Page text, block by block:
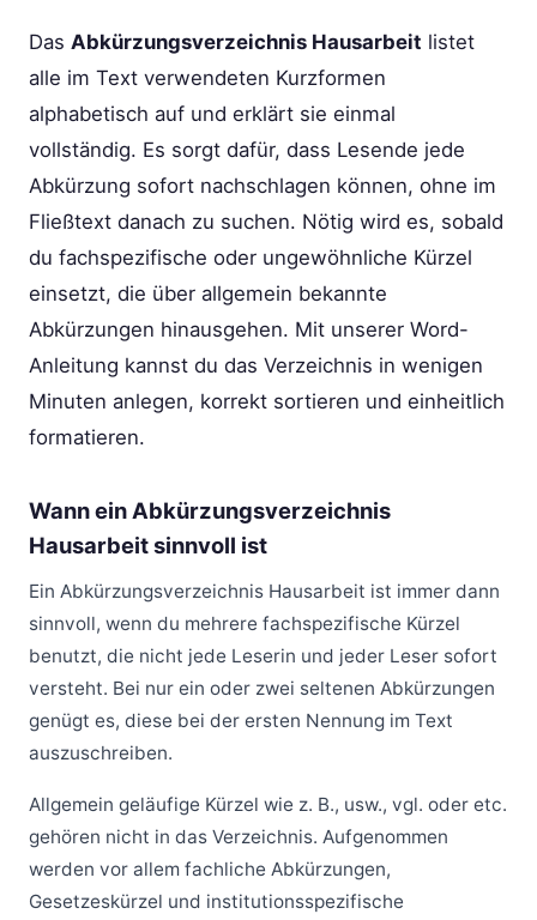
Das Abkürzungsverzeichnis Hausarbeit listet
alle im Text verwendeten Kurzformen
alphabetisch auf und erklärt sie einmal
vollständig. Es sorgt dafür, dass Lesende jede
Abkürzung sofort nachschlagen können, ohne im
Fließtext danach zu suchen. Nötig wird es, sobald
du fachspezifische oder ungewöhnliche Kürzel
einsetzt, die über allgemein bekannte
Abkürzungen hinausgehen. Mit unserer Word-
Anleitung kannst du das Verzeichnis in wenigen
Minuten anlegen, korrekt sortieren und einheitlich
formatieren.
Wann ein Abkürzungsverzeichnis
Hausarbeit sinnvoll ist
Ein Abkürzungsverzeichnis Hausarbeit ist immer dann
sinnvoll, wenn du mehrere fachspezifische Kürzel
benutzt, die nicht jede Leserin und jeder Leser sofort
versteht. Bei nur ein oder zwei seltenen Abkürzungen
genügt es, diese bei der ersten Nennung im Text
auszuschreiben.
Allgemein geläufige Kürzel wie z. B., usw., vgl. oder etc.
gehören nicht in das Verzeichnis. Aufgenommen
werden vor allem fachliche Abkürzungen,
Gesetzeskürzel und institutionsspezifische